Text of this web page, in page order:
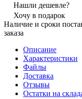
Нашли дешевле?
Хочу в подарок
Наличие и сроки
заказа
Описание
Характеристики
Файлы
Доставка
Отзывы
Остатки на